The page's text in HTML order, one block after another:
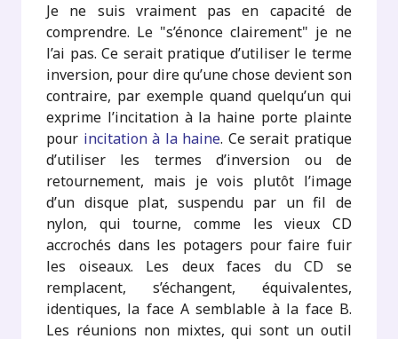
Je ne suis vraiment pas en capacité de
comprendre. Le "s’énonce clairement" je ne
l’ai pas. Ce serait pratique d’utiliser le terme
inversion, pour dire qu’une chose devient son
contraire, par exemple quand quelqu’un qui
exprime l’incitation à la haine porte plainte
pour incitation à la haine. Ce serait pratique
d’utiliser les termes d’inversion ou de
retournement, mais je vois plutôt l’image
d’un disque plat, suspendu par un fil de
nylon, qui tourne, comme les vieux CD
accrochés dans les potagers pour faire fuir
les oiseaux. Les deux faces du CD se
remplacent, s’échangent, équivalentes,
identiques, la face A semblable à la face B.
Les réunions non mixtes, qui sont un outil